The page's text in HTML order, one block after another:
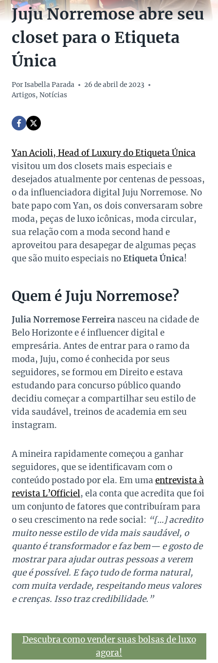
Juju Norremose abre seu
closet para o Etiqueta
Única
PorIsabella Parada
26 de abril de 2023
Artigos, Notícias
Yan Acioli, Head of Luxury do Etiqueta Única
visitou um dos closets mais especiais e
desejados atualmente por centenas de pessoas,
o da influenciadora digital Juju Norremose. No
bate papo com Yan, os dois conversaram sobre
moda, peças de luxo icônicas, moda circular,
sua relação com a moda second hand e
aproveitou para desapegar de algumas peças
que são muito especiais noEtiqueta Única!
Quem é Juju Norremose?
Julia Norremose Ferreiranasceu na cidade de
Belo Horizonte e é influencer digital e
empresária. Antes de entrar para o ramo da
moda, Juju, como é conhecida por seus
seguidores, se formou em Direito e estava
estudando para concurso público quando
decidiu começar a compartilhar seu estilo de
vida saudável, treinos de academia em seu
instagram.
A mineira rapidamente começou a ganhar
seguidores, que se identificavam com o
conteúdo postado por ela. Em uma entrevista à
revista L’Officiel, ela conta que acredita que foi
um conjunto de fatores que contribuíram para
o seu crescimento na rede social: “[…] acredito
muito nesse estilo de vida mais saudável, o
quanto é transformador e faz bem— e gosto de
mostrar para ajudar outras pessoas a verem
que é possível. E faço tudo de forma natural,
com muita verdade, respeitando meus valores
e crenças. Isso traz credibilidade.”
Descubra como vender suas bolsas de luxo
agora!